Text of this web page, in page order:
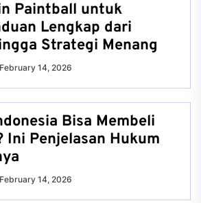
Paintball untuk
Lengkap dari
Strategi Menang
February 14, 2026
Bisa Membeli
Ini Penjelasan Hukum
February 14, 2026